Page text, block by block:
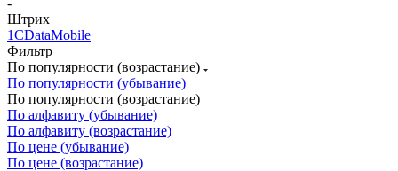
Штрих
1СDataMobile
Фильтр
По популярности (возрастание)
По популярности (убывание)
По популярности (возрастание)
По алфавиту (убывание)
По алфавиту (возрастание)
По цене (убывание)
По цене (возрастание)